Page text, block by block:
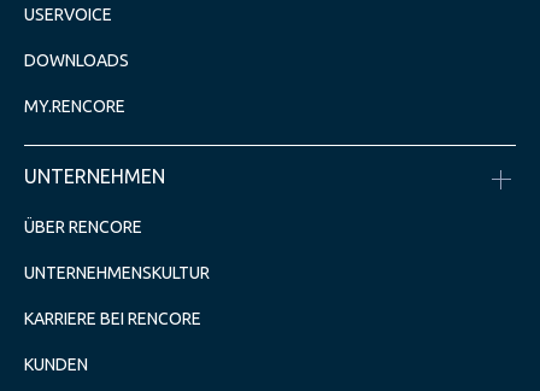
USERVOICE
DOWNLOADS
MY.RENCORE
UNTERNEHMEN
ÜBER RENCORE
UNTERNEHMENSKULTUR
KARRIERE BEI RENCORE
KUNDEN